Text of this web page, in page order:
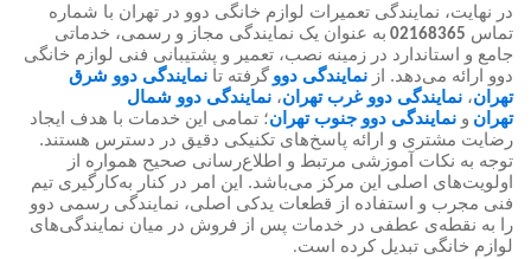
در نهایت، نمایندگی تعمیرات لوازم خانگی دوو در تهران با شماره
تماس 02168365 به عنوان یک نمایندگی مجاز و رسمی، خدماتی
جامع و استاندارد در زمینه نصب، تعمیر و پشتیبانی فنی لوازم خانگی
دوو ارائه می‌دهد. از نمایندگی دوو گرفته تا نمایندگی دوو شرق
تهران، نمایندگی دوو غرب تهران، نمایندگی دوو شمال
تهران و نمایندگی دوو جنوب تهران؛ تمامی این خدمات با هدف ایجاد
رضایت مشتری و ارائه پاسخ‌های تکنیکی دقیق در دسترس هستند.
توجه به نکات آموزشی مرتبط و اطلاع‌رسانی صحیح همواره از
اولویت‌های اصلی این مرکز می‌باشد. این امر در کنار به‌کارگیری تیم
فنی مجرب و استفاده از قطعات یدکی اصلی، نمایندگی رسمی دوو
را به نقطه‌ی عطفی در خدمات پس از فروش در میان نمایندگی‌های
لوازم خانگی تبدیل کرده است.